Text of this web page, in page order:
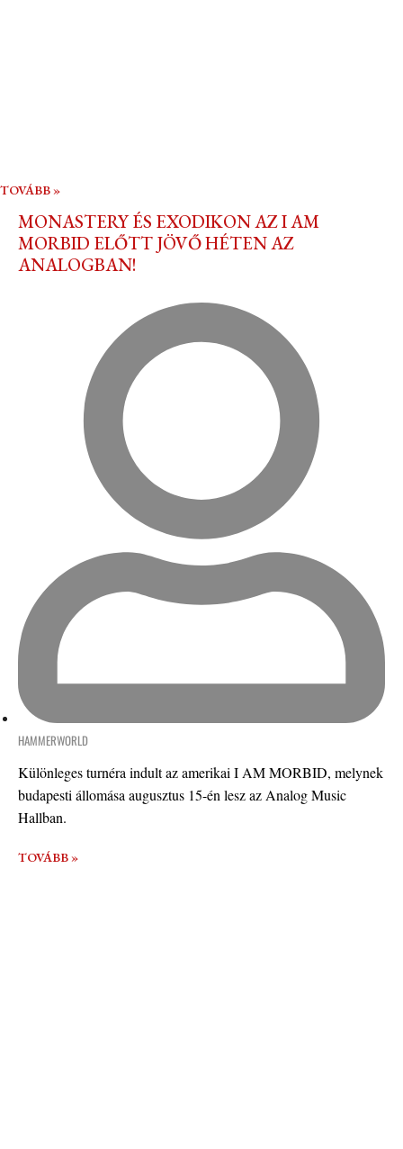
TOVÁBB »
MONASTERY ÉS EXODIKON AZ I AM
MORBID ELŐTT JÖVŐ HÉTEN AZ
ANALOGBAN!
HAMMERWORLD
Különleges turnéra indult az amerikai I AM MORBID, melynek
budapesti állomása augusztus 15-én lesz az Analog Music
Hallban.
TOVÁBB »